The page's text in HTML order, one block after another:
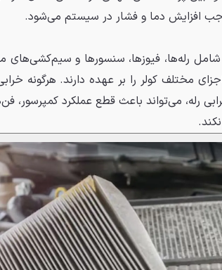
افزایش دما و فشار در سیستم می‌شود.
رله‌ها، فیوزها، سنسورها و سیم‌کشی‌های
مختلف کولر را بر عهده دارند. هرگونه
رله، می‌تواند باعث قطع عملکرد کمپرسور،